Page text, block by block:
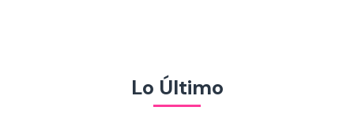
Lo Último